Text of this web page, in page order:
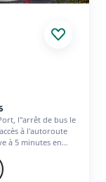
l''arrêt de bus le
à l'autoroute
à 5 minutes en
le lycée à 300
de la résidence
pharmacie.